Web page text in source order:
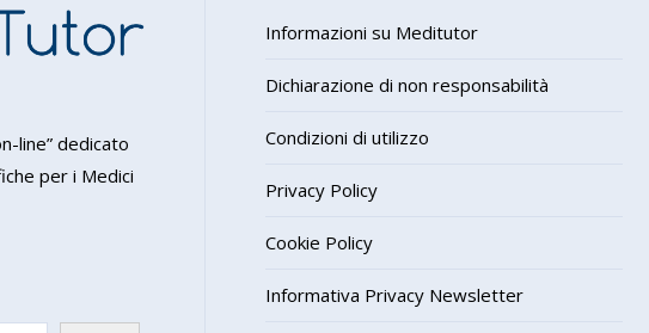
line” dedicato
per i Medici
Informazioni su Meditutor
Dichiarazione di non responsabilità
Condizioni di utilizzo
Privacy Policy
Cookie Policy
Informativa Privacy Newsletter